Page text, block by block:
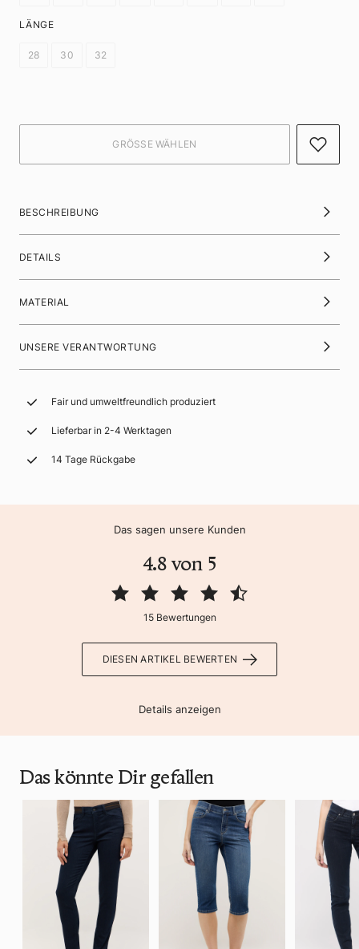
LÄNGE
28 30 32
BESCHREIBUNG
DETAILS
MATERIAL
UNSERE VERANTWORTUNG
Fair und umweltfreundlich produziert
Lieferbar in 2-4 Werktagen
14 Tage Rückgabe
Das sagen unsere Kunden
4.8 von 5
15 Bewertungen
DIESEN ARTIKEL BEWERTEN
Details anzeigen
Das könnte Dir gefallen